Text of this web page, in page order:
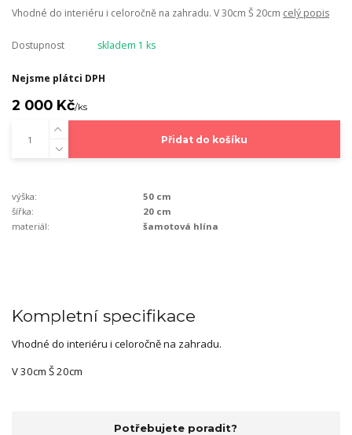
Vhodné do interiéru i celoročně na zahradu. V 30cm Š 20cm celý popis
Dostupnost skladem 1 ks
Nejsme plátci DPH
2 000 Kč/ks
Přidat do košíku
výška:
50 cm
šířka:
20 cm
materiál:
šamotová hlína
Kompletní specifikace
Vhodné do interiéru i celoročně na zahradu.
V 30cm Š 20cm
Potřebujete poradit?